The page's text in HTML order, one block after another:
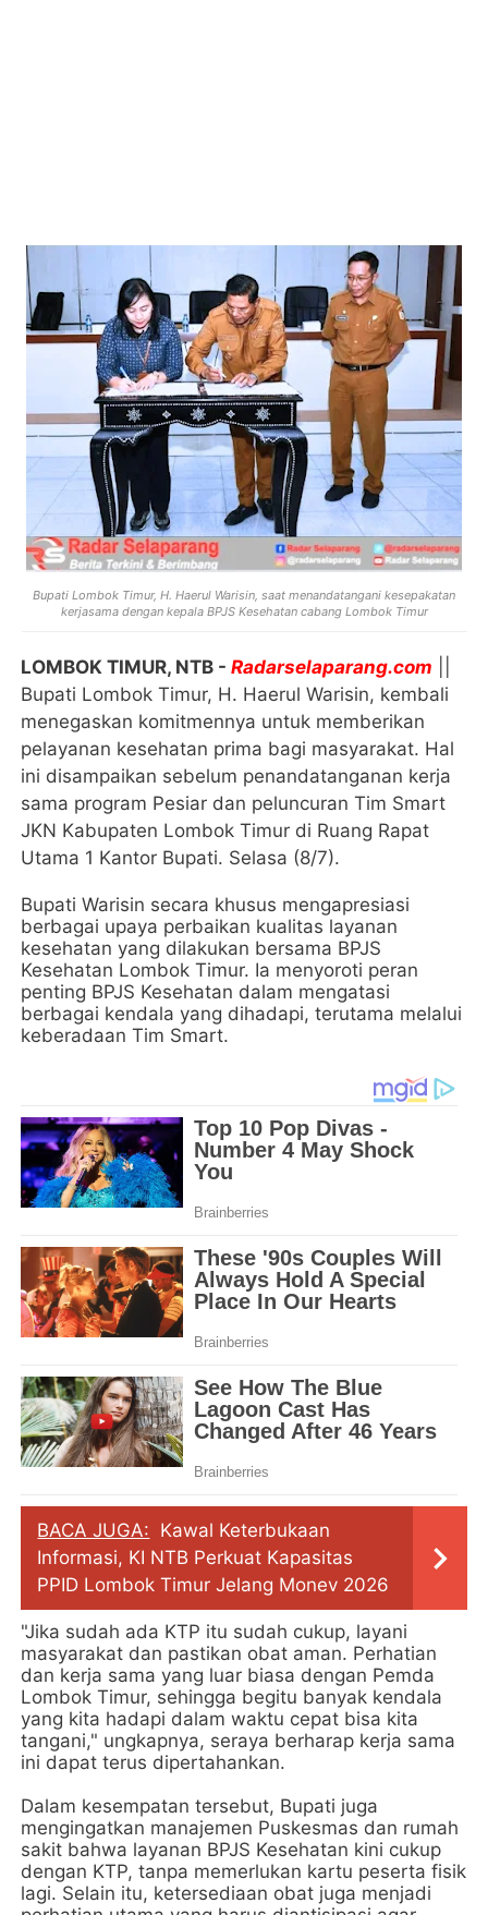
Bupati Lombok Timur, H. Haerul Warisin, saat menandatangani kesepakatan
kerjasama dengan kepala BPJS Kesehatan cabang Lombok Timur
LOMBOK TIMUR, NTB -Radarselaparang.com
Bupati Lombok Timur, H. Haerul Warisin, kembali
menegaskan komitmennya untuk memberikan
pelayanan kesehatan prima bagi masyarakat. Hal
ini disampaikan sebelum penandatanganan kerja
sama program Pesiar dan peluncuran Tim Smart
JKN Kabupaten Lombok Timur di Ruang Rapat
Utama 1 Kantor Bupati. Selasa (8/7).
Bupati Warisin secara khusus mengapresiasi
berbagai upaya perbaikan kualitas layanan
kesehatan yang dilakukan bersama BPJS
Kesehatan Lombok Timur. Ia menyoroti peran
penting BPJS Kesehatan dalam mengatasi
berbagai kendala yang dihadapi, terutama melalui
keberadaan Tim Smart.
BACA JUGA: Kawal Keterbukaan
Informasi, KI NTB Perkuat Kapasitas
PPID Lombok Timur Jelang Monev 2026
"Jika sudah ada KTP itu sudah cukup, layani
masyarakat dan pastikan obat aman. Perhatian
dan kerja sama yang luar biasa dengan Pemda
Lombok Timur, sehingga begitu banyak kendala
yang kita hadapi dalam waktu cepat bisa kita
tangani," ungkapnya, seraya berharap kerja sama
ini dapat terus dipertahankan.
Dalam kesempatan tersebut, Bupati juga
mengingatkan manajemen Puskesmas dan rumah
sakit bahwa layanan BPJS Kesehatan kini cukup
dengan KTP, tanpa memerlukan kartu peserta fisik
lagi. Selain itu, ketersediaan obat juga menjadi